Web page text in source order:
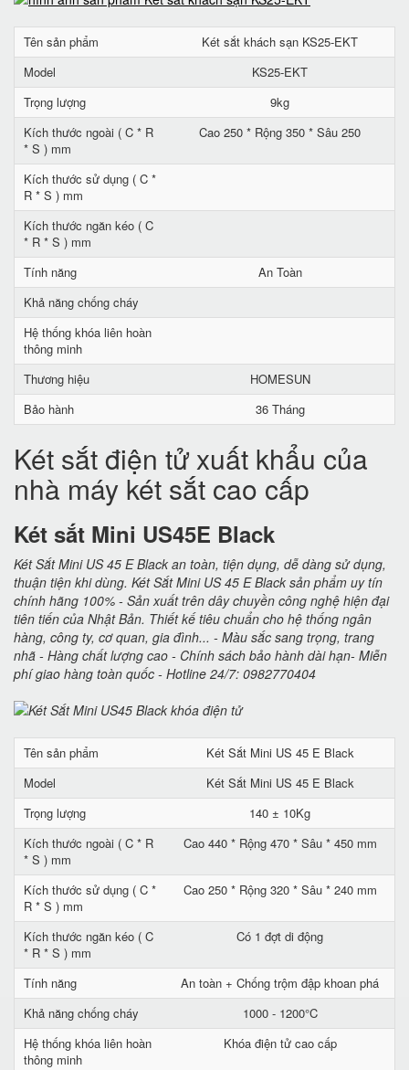
Tên sản phẩm
Két sắt khách sạn KS25-EKT
Model
KS25-EKT
Trọng lượng
9kg
Kích thước ngoài ( C * R
* S ) mm
Cao 250 * Rộng 350 * Sâu 250
Kích thước sử dụng ( C *
R * S ) mm
Kích thước ngăn kéo ( C
* R * S ) mm
Tính năng
An Toàn
Khả năng chống cháy
Hệ thống khóa liên hoàn
thông minh
Thương hiệu
HOMESUN
Bảo hành
36 Tháng
Két sắt điện tử xuất khẩu của
nhà máy két sắt cao cấp
Két sắt Mini US45E Black
Két Sắt Mini US 45 E Black an toàn, tiện dụng, dễ dàng sử dụng,
thuận tiện khi dùng. Két Sắt Mini US 45 E Black sản phẩm uy tín
chính hãng 100% - Sản xuất trên dây chuyền công nghệ hiện đại
tiên tiến của Nhật Bản. Thiết kế tiêu chuẩn cho hệ thống ngân
hàng, công ty, cơ quan, gia đình... - Màu sắc sang trọng, trang
nhã - Hàng chất lượng cao - Chính sách bảo hành dài hạn- Miễn
phí giao hàng toàn quốc - Hotline 24/7: 0982770404
Tên sản phẩm
Két Sắt Mini US 45 E Black
Model
Két Sắt Mini US 45 E Black
Trọng lượng
140 ± 10Kg
Kích thước ngoài ( C * R
* S ) mm
Cao 440 * Rộng 470 * Sâu * 450 mm
Kích thước sử dụng ( C *
R * S ) mm
Cao 250 * Rộng 320 * Sâu * 240 mm
Kích thước ngăn kéo ( C
* R * S ) mm
Có 1 đợt di động
Tính năng
An toàn + Chống trộm đập khoan phá
Khả năng chống cháy
1000 - 1200°C
Hệ thống khóa liên hoàn
thông minh
Khóa điện tử cao cấp